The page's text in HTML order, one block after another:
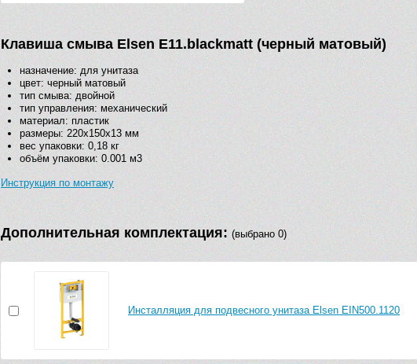
Клавиша смыва Elsen E11.blackmatt (черный матовый)
назначение: для унитаза
цвет: черный матовый
тип смыва: двойной
тип управления: механический
материал: пластик
размеры: 220х150х13 мм
вес упаковки: 0,18 кг
объём упаковки: 0.001 м3
Инструкция по монтажу
Дополнительная комплектация: (выбрано 0)
Инсталляция для подвесного унитаза Elsen EIN500.1120